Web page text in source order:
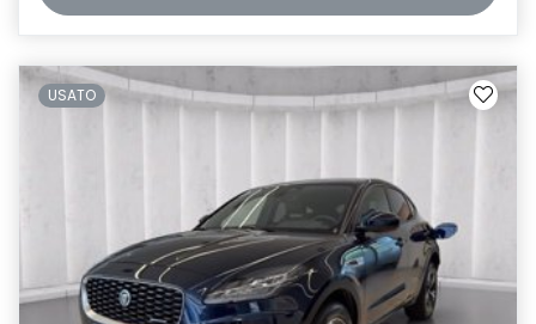
USATO